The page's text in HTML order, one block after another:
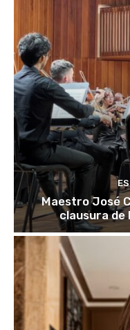
Maestro José
clausura de